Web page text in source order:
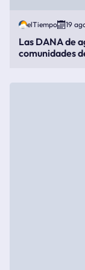
elTiempo 19
Las DANA de
comunidades